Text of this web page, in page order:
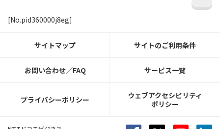
[No.pid360000j8eg]
サイトマップ サイトのご利用条件
お問い合わせ／FAQ サービス一覧
プライバシーポリシー
ウェブアクセシビリティ
ポリシー